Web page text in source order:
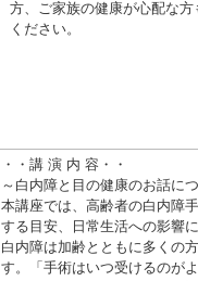
方、ご家族の健康が心配な
ください。
・・講 演 内 容・・
～白内障と目の健康のお話に
本講座では、高齢者の白内障
する目安、日常生活への影響
白内障は加齢とともに多くの
す。「手術はいつ受けるのが